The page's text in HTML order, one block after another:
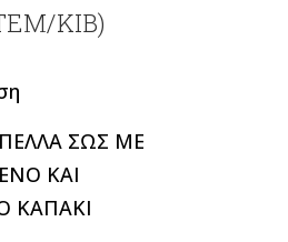
KIB)
ΣΩΣ ΜΕ
ΚΑΙ
ΚΑΠΑΚΙ